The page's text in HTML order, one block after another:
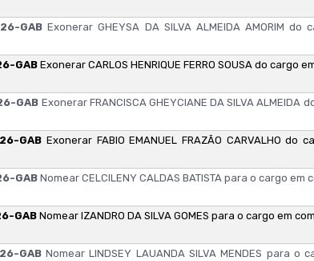
GABExonerar GHEYSA DA SILVA ALMEIDA AMORIM
GABExonerar CARLOS HENRIQUE FERRO SOUSA do
GAB Exonerar FRANCISCA GHEYCIANE DA SILVA
GAB Exonerar FABIO EMANUEL FRAZÃO CARVALHO
GABNomear CELCILENY CALDAS BATISTA para o cargo
GAB Nomear IZANDRO DA SILVA GOMES para o cargo em
GAB Nomear LINDSEY LAUANDA SILVA MENDES para